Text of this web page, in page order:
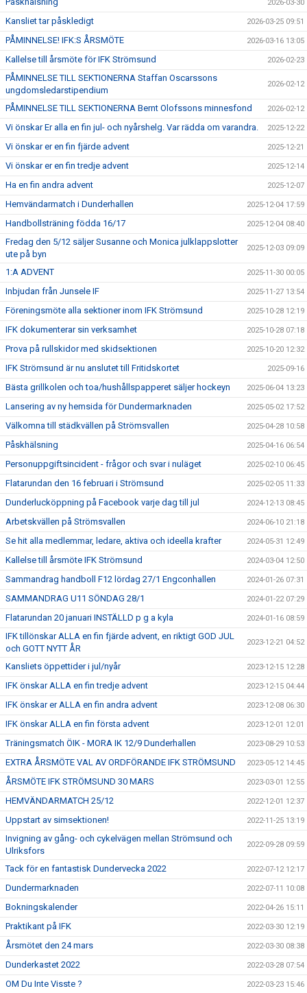
2026-03-30
Kansliet tar påskledigt 2026-03-25 09:51
PÅMINNELSE! IFK:S ÅRSMÖTE 2026-03-16 13:05
Kallelse till årsmöte för IFK Strömsund 2026-02-23
PÅMINNELSE TILL SEKTIONERNA Staffan Oscarssons
ungdomsledarstipendium
2026-02-12
PÅMINNELSE TILL SEKTIONERNA Bernt Olofssons minnesfond 2026-02-12
Vi önskar Er alla en fin jul- och nyårshelg. Var rädda om varandra. 2025-12-22
Vi önskar er en fin fjärde advent 2025-12-21
Vi önskar er en fin tredje advent 2025-12-14
Ha en fin andra advent 2025-12-07
Hemvändarmatch i Dunderhallen 2025-12-04 17:59
Handbollsträning födda 16/17 2025-12-04 08:40
Fredag den 5/12 säljer Susanne och Monica julklappslotter
ute på byn
2025-12-03 09:09
1:A ADVENT 2025-11-30 00:05
Inbjudan från Junsele IF 2025-11-27 13:54
Föreningsmöte alla sektioner inom IFK Strömsund 2025-10-28 12:19
IFK dokumenterar sin verksamhet 2025-10-28 07:18
Prova på rullskidor med skidsektionen 2025-10-20 12:32
IFK Strömsund är nu anslutet till Fritidskortet 2025-09-16
Bästa grillkolen och toa/hushållspapperet säljer hockeyn 2025-06-04 13:23
Lansering av ny hemsida för Dundermarknaden 2025-05-02 17:52
Välkomna till städkvällen på Strömsvallen 2025-04-28 10:58
Påskhälsning 2025-04-16 06:54
Personuppgiftsincident - frågor och svar i nuläget 2025-02-10 06:45
Flatarundan den 16 februari i Strömsund 2025-02-05 11:33
Dunderlucköppning på Facebook varje dag till jul 2024-12-13 08:45
Arbetskvällen på Strömsvallen 2024-06-10 21:18
Se hit alla medlemmar, ledare, aktiva och ideella krafter 2024-05-31 12:49
Kallelse till årsmöte IFK Strömsund 2024-03-04 12:50
Sammandrag handboll F12 lördag 27/1 Engconhallen 2024-01-26 07:31
SAMMANDRAG U11 SÖNDAG 28/1 2024-01-22 07:29
Flatarundan 20 januari INSTÄLLD p g a kyla 2024-01-16 08:59
IFK tillönskar ALLA en fin fjärde advent, en riktigt GOD JUL
och GOTT NYTT ÅR
2023-12-21 04:52
Kansliets öppettider i jul/nyår 2023-12-15 12:28
IFK önskar ALLA en fin tredje advent 2023-12-15 04:44
IFK önskar er ALLA en fin andra advent 2023-12-08 06:30
IFK önskar ALLA en fin första advent 2023-12-01 12:01
Träningsmatch ÖIK - MORA IK 12/9 Dunderhallen 2023-08-29 10:53
EXTRA ÅRSMÖTE VAL AV ORDFÖRANDE IFK STRÖMSUND 2023-05-12 14:45
ÅRSMÖTE IFK STRÖMSUND 30 MARS 2023-03-01 12:55
HEMVÄNDARMATCH 25/12 2022-12-01 12:37
Uppstart av simsektionen! 2022-11-25 13:19
Invigning av gång- och cykelvägen mellan Strömsund och
Ulriksfors
2022-09-28 09:59
Tack för en fantastisk Dundervecka 2022 2022-07-12 12:17
Dundermarknaden 2022-07-11 10:08
Bokningskalender 2022-04-26 15:11
Praktikant på IFK 2022-03-30 12:19
Årsmötet den 24 mars 2022-03-30 08:38
Dunderkastet 2022 2022-03-28 07:54
OM Du Inte Visste ? 2022-03-23 15:46